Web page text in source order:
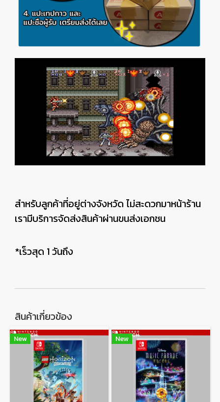
สำหรับลูกค้าที่อยู่ต่างจังหวัด ไม่สะดวกมาหน้าร้าน
เรามีบริการจัดส่งสินค้าผ่านขนส่งเอกชน
*เร็วสุด 1 วันถึง
สินค้าเกี่ยวข้อง
New New